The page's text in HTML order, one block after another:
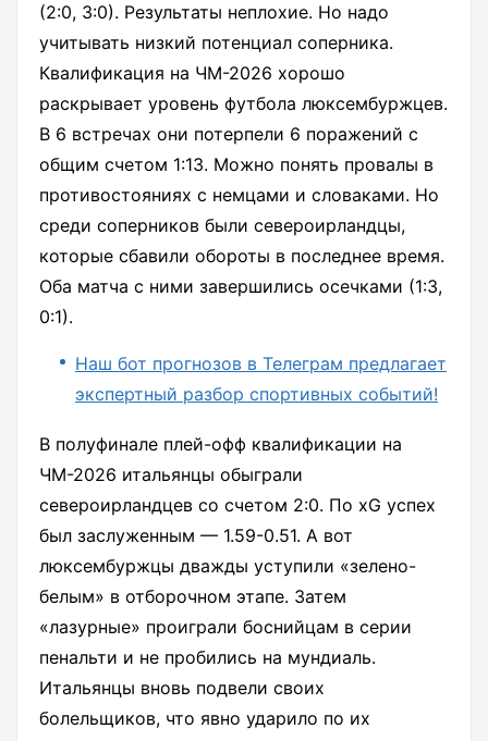
(2:0, 3:0). Результаты неплохие. Но надо
учитывать низкий потенциал соперника.
Квалификация на ЧМ-2026 хорошо
раскрывает уровень футбола люксембуржцев.
В 6 встречах они потерпели 6 поражений с
общим счетом 1:13. Можно понять провалы в
противостояниях с немцами и словаками. Но
среди соперников были североирландцы,
которые сбавили обороты в последнее время.
Оба матча с ними завершились осечками (1:3,
0:1).
Наш бот прогнозов в Телеграм предлагает
экспертный разбор спортивных событий!
В полуфинале плей-офф квалификации на
ЧМ-2026 итальянцы обыграли
североирландцев со счетом 2:0. По xG успех
был заслуженным — 1.59-0.51. А вот
люксембуржцы дважды уступили «зелено-
белым» в отборочном этапе. Затем
«лазурные» проиграли боснийцам в серии
пенальти и не пробились на мундиаль.
Итальянцы вновь подвели своих
болельщиков, что явно ударило по их